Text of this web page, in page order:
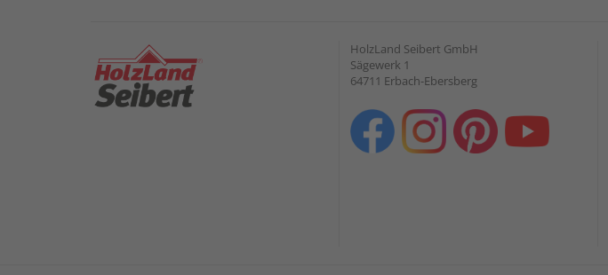
HolzLand Seibert GmbH
Sägewerk 1
64711 Erbach-Ebersberg